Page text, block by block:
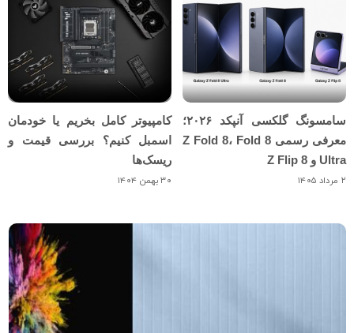
سامسونگ گلکسی آنپکد ۲۰۲۶؛
معرفی رسمی Z Fold 8، Fold 8
Ultra و Z Flip 8
۲ مرداد ۱۴۰۵
کامپیوتر کامل بخریم یا خودمان
اسمبل کنیم؟ بررسی قیمت و
ریسک‌ها
۳۰ بهمن ۱۴۰۴